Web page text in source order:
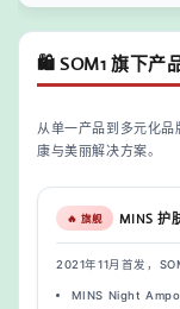
🛍️ SOM1 旗下产
从单一产品到多元化
康与美丽解决方案。
🔥 旗舰 MINS 护
2021年11月首发，
MINS Night